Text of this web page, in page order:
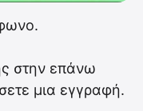
στην επάνω
μια εγγραφή.